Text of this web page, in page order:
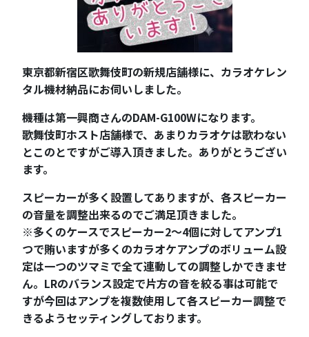
東京都新宿区歌舞伎町の新規店舗様に、カラオケレン
タル機材納品にお伺いしました。
機種は第一興商さんのDAM-G100Wになります。
歌舞伎町ホスト店舗様で、あまりカラオケは歌わない
とこのとですがご導入頂きました。ありがとうござい
ます。
スピーカーが多く設置してありますが、各スピーカー
の音量を調整出来るのでご満足頂きました。
※多くのケースでスピーカー2～4個に対してアンプ1
つで賄いますが多くのカラオケアンプのボリューム設
定は一つのツマミで全て連動しての調整しかできませ
ん。LRのバランス設定で片方の音を絞る事は可能で
すが今回はアンプを複数使用して各スピーカー調整で
きるようセッティングしております。